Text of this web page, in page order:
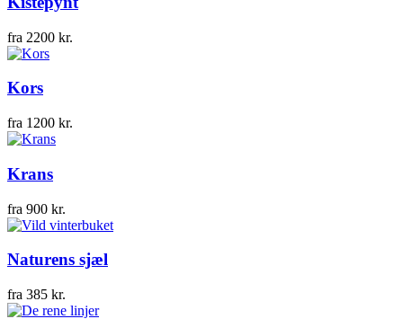
fra 2200 kr.
Kors
fra 1200 kr.
Krans
fra 900 kr.
Naturens sjæl
fra 385 kr.